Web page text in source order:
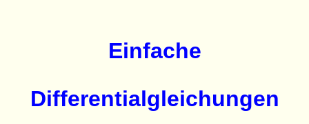
Einfache
Differentialgleichungen